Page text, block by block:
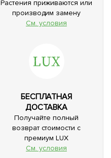
Растения приживаются или
производим замену
См. условия
БЕСПЛАТНАЯ
ДОСТАВКА
Получайте полный
возврат стоимости с
премиум LUX
См. условия